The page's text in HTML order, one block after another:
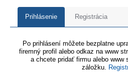
Prihlásenie Registrácia
Po prihlásení môžete bezplatne
firemný profil alebo odkaz na www
a chcete pridať firmu alebo www
záložku.